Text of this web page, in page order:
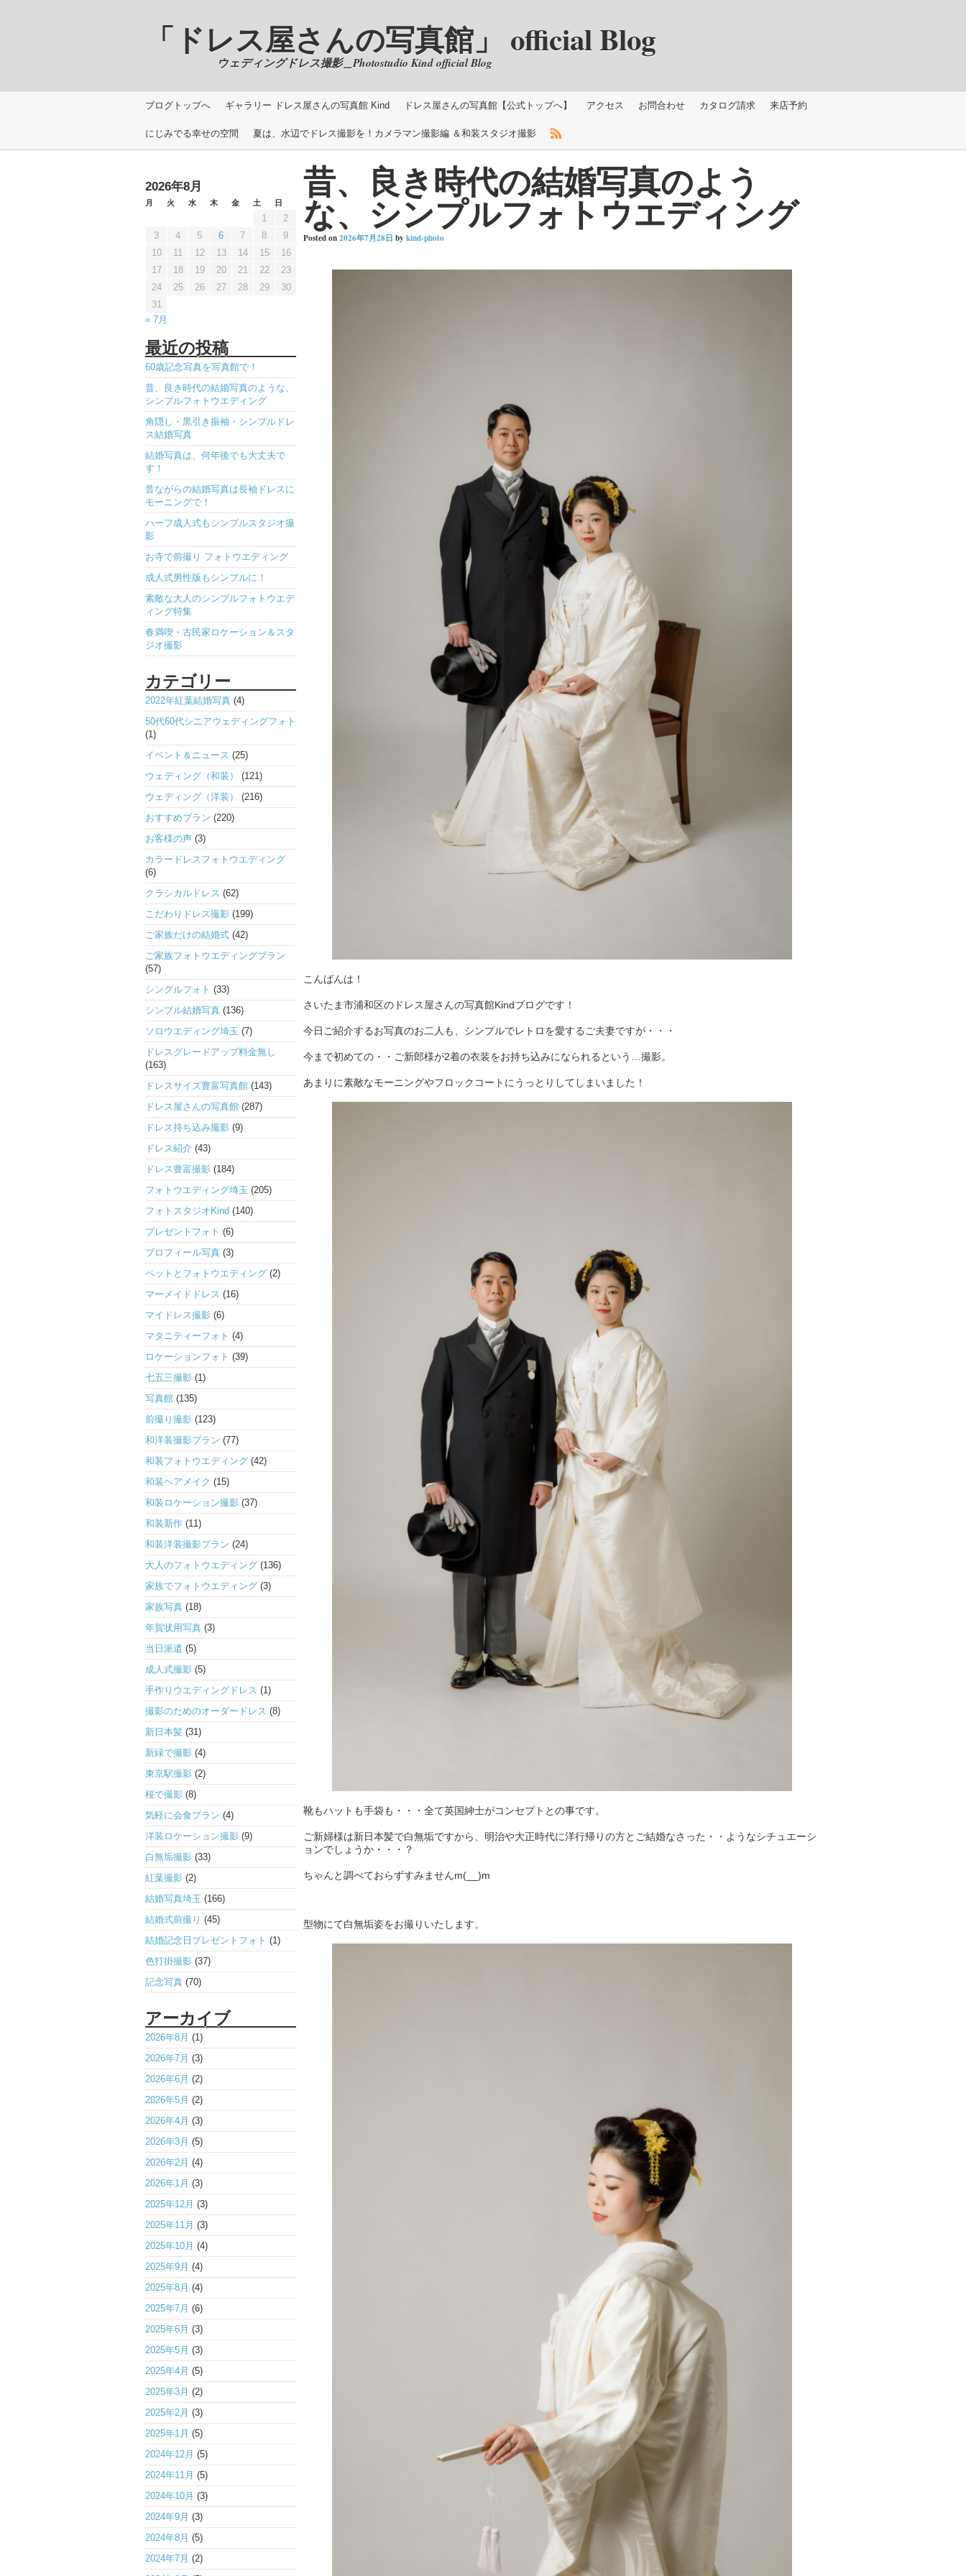
「ドレス屋さんの写真館」 official Blog
ウェディングドレス撮影＿Photostudio Kind official Blog
ブログトップへ ギャラリー ドレス屋さんの写真館 Kind ドレス屋さんの写真館【公式トップへ】 アクセス お問合わせ カタログ請求 来店予約
にじみでる幸せの空間 夏は、水辺でドレス撮影を！カメラマン撮影編 ＆和装スタジオ撮影
2026年8月
月 火 水 木 金 土 日
1
2
3
4 5 6 7 8
9
10
11 12 13 14 15
16
17
18 19 20 21 22
23
24
25 26 27 28 29
30
31
« 7月
最近の投稿
60歳記念写真を写真館で！
昔、良き時代の結婚写真のような、
シンプルフォトウエディング
角隠し・黒引き振袖・シンプルドレ
ス結婚写真
結婚写真は、何年後でも大丈夫で
す！
昔ながらの結婚写真は長袖ドレスに
モーニングで！
ハーフ成人式もシンプルスタジオ撮
影
お寺で前撮り フォトウエディング
成人式男性版もシンプルに！
素敵な大人のシンプルフォトウエデ
ィング特集
春満喫・古民家ロケーション＆スタ
ジオ撮影
カテゴリー
2022年紅葉結婚写真 (4)
50代60代シニアウェディングフォト
(1)
イベント＆ニュース (25)
ウェディング（和装）
(121)
ウェディング（洋装）
(216)
おすすめプラン (220)
お客様の声 (3)
カラードレスフォトウエディング
(6)
クラシカルドレス (62)
こだわりドレス撮影 (199)
ご家族だけの結婚式 (42)
ご家族フォトウエディングプラン
(57)
シングルフォト (33)
シンプル結婚写真 (136)
ソロウエディング埼玉 (7)
ドレスグレードアップ料金無し
(163)
ドレスサイズ豊富写真館 (143)
ドレス屋さんの写真館 (287)
ドレス持ち込み撮影 (9)
ドレス紹介 (43)
ドレス豊富撮影 (184)
フォトウエディング埼玉 (205)
フォトスタジオKind (140)
プレゼントフォト (6)
プロフィール写真 (3)
ペットとフォトウエディング (2)
マーメイドドレス (16)
マイドレス撮影 (6)
マタニティーフォト (4)
ロケーションフォト (39)
七五三撮影 (1)
写真館 (135)
前撮り撮影 (123)
和洋装撮影プラン (77)
和装フォトウエディング (42)
和装ヘアメイク (15)
和装ロケーション撮影 (37)
和装新作 (11)
和装洋装撮影プラン (24)
大人のフォトウエディング (136)
家族でフォトウエディング (3)
家族写真 (18)
年賀状用写真 (3)
当日派遣 (5)
成人式撮影 (5)
手作りウエディングドレス (1)
撮影のためのオーダードレス (8)
新日本髪 (31)
新緑で撮影 (4)
東京駅撮影 (2)
桜で撮影 (8)
気軽に会食プラン (4)
洋装ロケーション撮影 (9)
白無垢撮影 (33)
紅葉撮影 (2)
結婚写真埼玉 (166)
結婚式前撮り (45)
結婚記念日プレゼントフォト (1)
色打掛撮影 (37)
記念写真 (70)
アーカイブ
2026年8月 (1)
2026年7月 (3)
2026年6月 (2)
2026年5月 (2)
2026年4月 (3)
2026年3月 (5)
2026年2月 (4)
2026年1月 (3)
2025年12月 (3)
2025年11月 (3)
2025年10月 (4)
2025年9月 (4)
2025年8月 (4)
2025年7月 (6)
2025年6月 (3)
2025年5月 (3)
2025年4月 (5)
2025年3月 (2)
2025年2月 (3)
2025年1月 (5)
2024年12月 (5)
2024年11月 (5)
2024年10月 (3)
2024年9月 (3)
2024年8月 (5)
2024年7月 (2)
昔、良き時代の結婚写真のよう
な、シンプルフォトウエディング
Posted on2026年7月28日 by kind-photo
こんばんは！
さいたま市浦和区のドレス屋さんの写真館Kindブログです！
今日ご紹介するお写真のお二人も、シンプルでレトロを愛するご夫妻ですが・・・
今まで初めての・・ご新郎様が2着の衣装をお持ち込みになられるという…撮影。
あまりに素敵なモーニングやフロックコートにうっとりしてしまいました！
靴もハットも手袋も・・・全て英国紳士がコンセプトとの事です。
ご新婦様は新日本髪で白無垢ですから、明治や大正時代に洋行帰りの方とご結婚なさった・・ようなシチュエーシ
ョンでしょうか・・・？
ちゃんと調べておらずすみませんm(__)m
型物にて白無垢姿をお撮りいたします。